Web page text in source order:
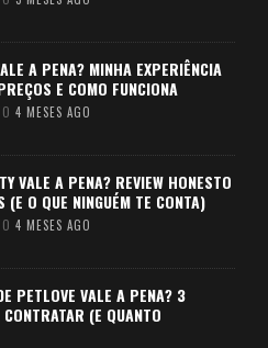
A PENA? MINHA EXPERIÊNCIA
E COMO FUNCIONA
4 MESES AGO
VALE A PENA? REVIEW HONESTO
O QUE NINGUÉM TE CONTA)
4 MESES AGO
PETLOVE VALE A PENA? 3
(E QUANTO